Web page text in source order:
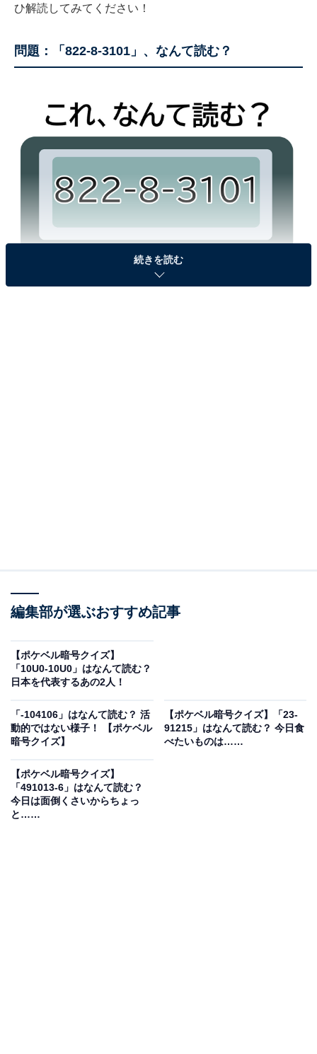
ひ解読してみてください！
問題：「822-8-3101」、なんて読む？
こちらもおすすめ
ません！ 【ポケベル暗号クイズ】
続きを読む
編集部が選ぶおすすめ記事
【ポケベル暗号クイズ】
「10U0-10U0」はなんて読む？
日本を代表するあの2人！
「-104106」はなんて読む？ 活
動的ではない様子！ 【ポケベル
暗号クイズ】
【ポケベル暗号クイズ】「23-
91215」はなんて読む？ 今日食
べたいものは……
【ポケベル暗号クイズ】
「491013-6」はなんて読む？
今日は面倒くさいからちょっ
と……